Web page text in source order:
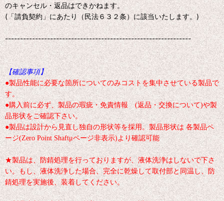
のキャンセル・返品はできかねます。
(「請負契約」にあたり（民法６３２条）に該当いたします。)
--------------------------------------------------------------
【確認事項】
●製品性能に必要な箇所についてのみコストを集中させている製品で
す。
●購入前に必ず、製品の瑕疵・免責情報 (返品・交換について)や製
品形状をご確認下さい。
●製品は設計から見直し独自の形状等を採用。製品形状は 各製品ペ
ージ(Zero Point Shaftμページ非表示)より確認可能
★製品は、防錆処理を行っておりますが、液体洗浄はしないで下さ
い。もし、液体洗浄した場合、完全に乾燥して取付部と同温し、防
錆処理を実施後、装着してください。